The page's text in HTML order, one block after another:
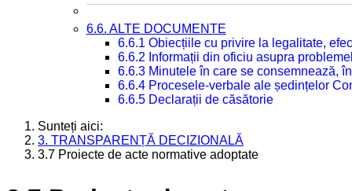
6.6. ALTE DOCUMENTE
6.6.1 Obiecțiile cu privire la legalitate,
6.6.2 Informații din oficiu asupra
6.6.3 Minutele în care se consemnează,
6.6.4 Procesele-verbale ale ședințelor
6.6.5 Declarații de căsătorie
Sunteți aici:
3. TRANSPARENȚĂ DECIZIONALĂ
3.7 Proiecte de acte normative adoptate